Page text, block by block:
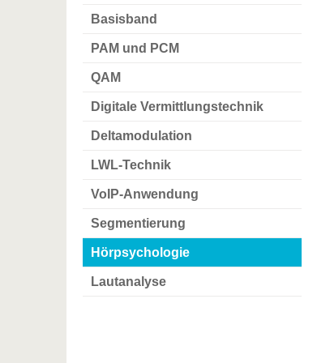
Basisband
PAM und PCM
QAM
Digitale Vermittlungstechnik
Deltamodulation
LWL-Technik
VoIP-Anwendung
Segmentierung
Hörpsychologie
Lautanalyse